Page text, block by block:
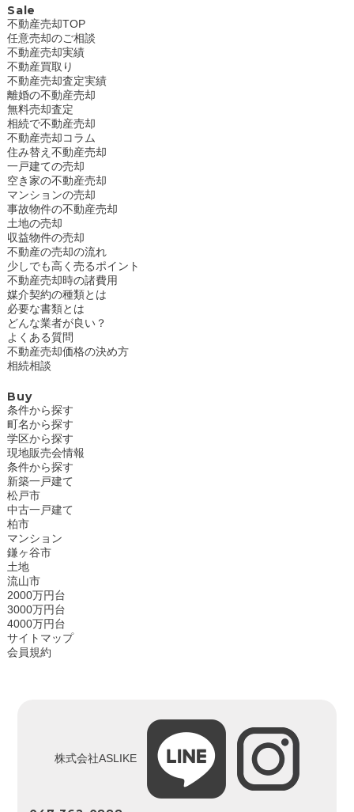
Sale
不動産売却TOP
任意売却のご相談
不動産売却実績
不動産買取り
不動産売却査定実績
離婚の不動産売却
無料売却査定
相続で不動産売却
不動産売却コラム
住み替え不動産売却
一戸建ての売却
空き家の不動産売却
マンションの売却
事故物件の不動産売却
土地の売却
収益物件の売却
不動産の売却の流れ
少しでも高く売るポイント
不動産売却時の諸費用
媒介契約の種類とは
必要な書類とは
どんな業者が良い？
よくある質問
不動産売却価格の決め方
相続相談
Buy
条件から探す
町名から探す
学区から探す
現地販売会情報
条件から探す
新築一戸建て
松戸市
中古一戸建て
柏市
マンション
鎌ヶ谷市
土地
流山市
2000万円台
3000万円台
4000万円台
サイトマップ
会員規約
株式会社ASLIKE